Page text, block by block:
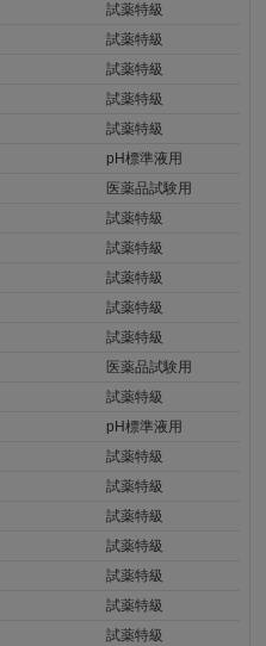
試薬特級
試薬特級
試薬特級
試薬特級
試薬特級
pH標準液用
医薬品試験用
試薬特級
試薬特級
試薬特級
試薬特級
試薬特級
医薬品試験用
試薬特級
pH標準液用
試薬特級
試薬特級
試薬特級
試薬特級
試薬特級
試薬特級
試薬特級